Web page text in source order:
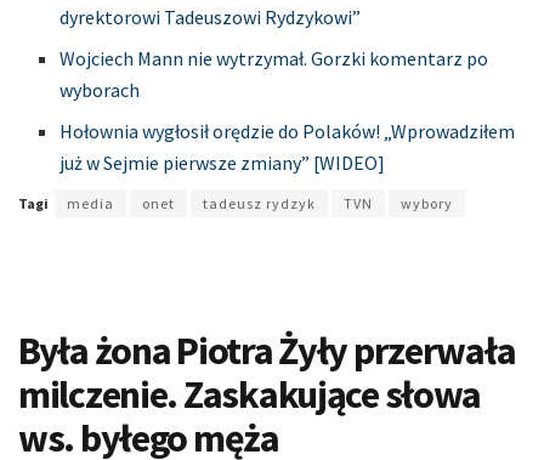
dyrektorowi Tadeuszowi Rydzykowi”
Wojciech Mann nie wytrzymał. Gorzki komentarz po
wyborach
Hołownia wygłosił orędzie do Polaków! „Wprowadziłem
już w Sejmie pierwsze zmiany” [WIDEO]
Tagi media onet tadeusz rydzyk TVN wybory
Była żona Piotra Żyły przerwała
milczenie. Zaskakujące słowa
ws. byłego męża